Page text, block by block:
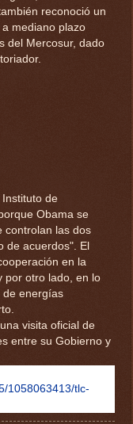
reconoció un
mediano plazo
del Mercosur, dado
de
Obama se
controlan las dos
de acuerdos". El
en la
por otro lado, en lo
de energías
visita oficial de
entre su Gobierno y
1058063413/tlc-